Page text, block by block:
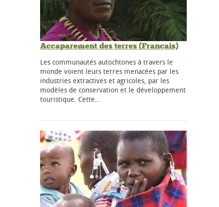
Accaparement des terres (Français)
Les communautés autochtones à travers le
monde voient leurs terres menacées par les
industries extractives et agricoles, par les
modèles de conservation et le développement
touristique. Cette…